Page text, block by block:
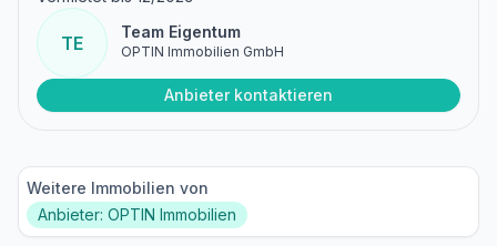
TE
Team Eigentum
OPTIN Immobilien GmbH
Anbieter kontaktieren
Weitere Immobilien von
Anbieter: OPTIN Immobilien